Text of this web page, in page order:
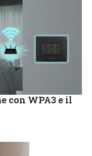
con WPA3 e il